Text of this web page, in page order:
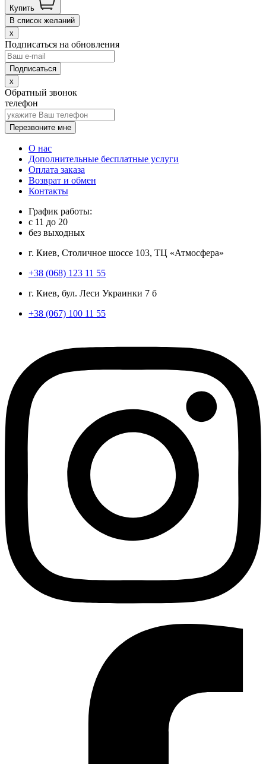
Купить
В список желаний
x
Подписаться на обновления
x
Обратный звонок
телефон
Перезвоните мне
О нас
Дополнительные бесплатные услуги
Оплата заказа
Возврат и обмен
Контакты
График работы:
с 11 до 20
без выходных
г. Киев, Столичное шоссе 103, ТЦ «Атмосфера»
+38 (068) 123 11 55
г. Киев, бул. Леси Украинки 7 б
+38 (067) 100 11 55